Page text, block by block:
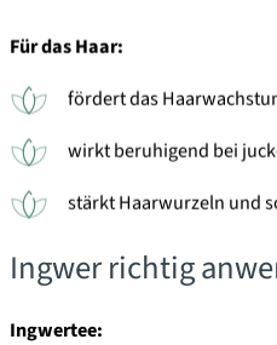
Für das Haar:
fördert das
wirkt beruhigend bei
stärkt Haarwurzeln und
Ingwer richtig
Ingwertee: